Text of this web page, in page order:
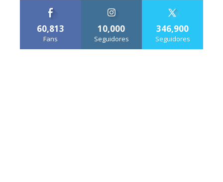
60,813
Fans
10,000
Seguidores
346,900
Seguidores